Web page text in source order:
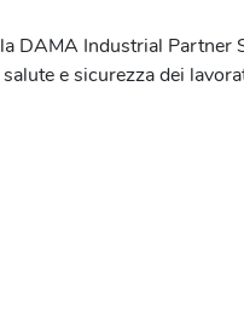
DAMA Industrial
e sicurezza dei